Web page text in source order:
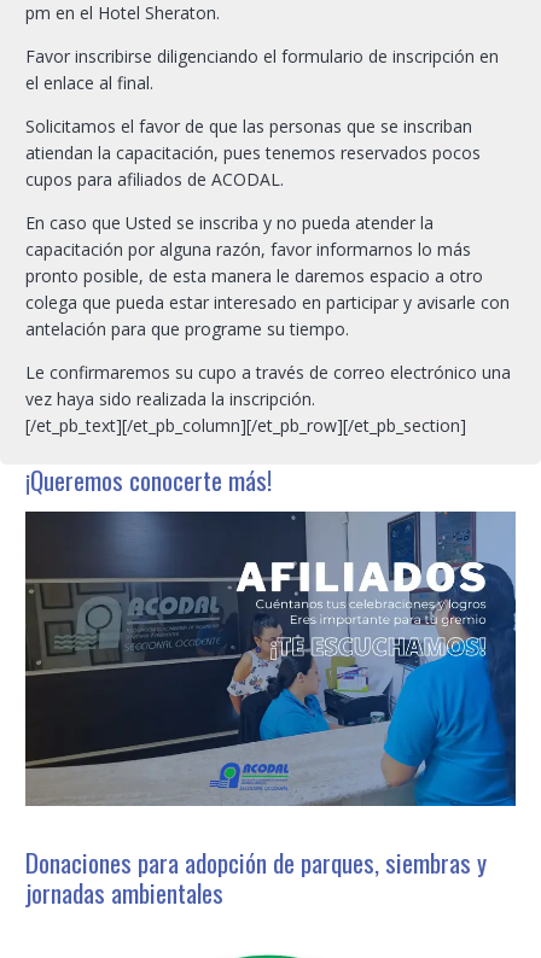
pm en el Hotel Sheraton.
Favor inscribirse diligenciando el formulario de inscripción en
el enlace al final.
Solicitamos el favor de que las personas que se inscriban
atiendan la capacitación, pues tenemos reservados pocos
cupos para afiliados de ACODAL.
En caso que Usted se inscriba y no pueda atender la
capacitación por alguna razón, favor informarnos lo más
pronto posible, de esta manera le daremos espacio a otro
colega que pueda estar interesado en participar y avisarle con
antelación para que programe su tiempo.
Le confirmaremos su cupo a través de correo electrónico una
vez haya sido realizada la inscripción.
[/et_pb_text][/et_pb_column][/et_pb_row][/et_pb_section]
¡Queremos conocerte más!
Donaciones para adopción de parques, siembras y
jornadas ambientales